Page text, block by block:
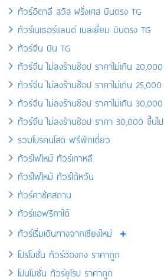
ทัวร์อิตาลี สวิส ฝรั่งเศส บินตรง TG
ทัวร์เนเธอร์แลนด์ เบลเยี่ยม บินตรง TG
ทัวร์จีน บิน TG
ทัวร์จีน ไม่ลงร้านช้อป ราคาไม่เกิน 20,000
ทัวร์จีน ไม่ลงร้านช้อป ราคาไม่เกิน 25,000
ทัวร์จีน ไม่ลงร้านช้อป ราคาไม่เกิน 30,000
ทัวร์จีน ไม่ลงร้านช้อป ราคา 30,000 ขึ้นไป
รวมโปรคนโสด ฟรีพักเดี่ยว
ทัวร์ไฟไหม้ ทัวร์เกาหลี
ทัวร์ไฟไหม้ ทัวร์ไต้หวัน
ทัวร์คาซัคสถาน
ทัวร์แอฟริกาใต้
ทัวร์เริ่มเดินทางจากเชียงใหม่
โปรโมชั่น ทัวร์ฮ่องกง ราคาถูก
โปนโมชั่น ทัวร์ยุโรป ราคาถูก